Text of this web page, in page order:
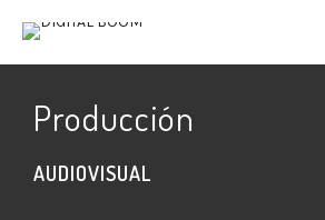
Producción
AUDIOVISUAL